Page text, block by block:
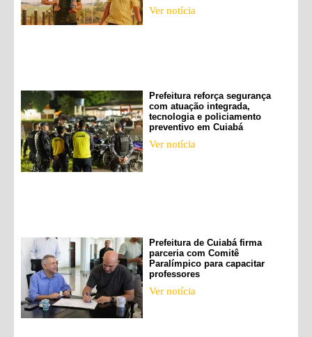
Ver notícia
Prefeitura reforça segurança
com atuação integrada,
tecnologia e policiamento
preventivo em Cuiabá
Ver notícia
Prefeitura de Cuiabá firma
parceria com Comitê
Paralímpico para capacitar
professores
Ver notícia